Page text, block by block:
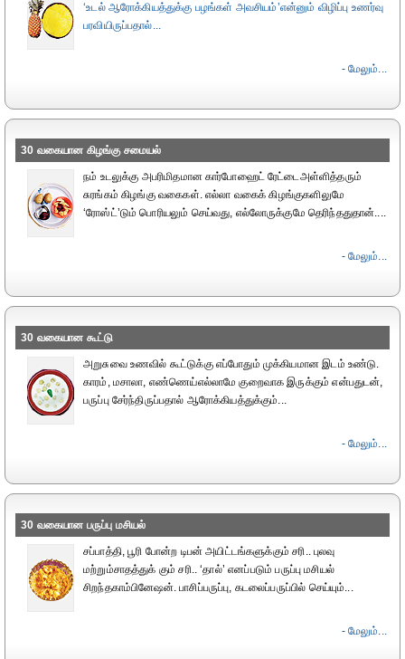
‘உடல் ஆரோக்கியத்துக்கு பழங்கள் அவசியம்’என்னும் விழிப்பு உணர்வு
பரவியிருப்பதால்...
- மேலும்...
30 வகையான கிழங்கு சமையல்
நம் உடலுக்கு அபரிமிதமான கார்போஹைட் ரேட்டைஅள்ளித்தரும்
சுரங்கம் கிழங்கு வகைகள். எல்லா வகைக் கிழங்குகளிலுமே
‘ரோஸ்ட்’டும் பொரியலும் செய்வது, எல்லோருக்குமே தெரிந்ததுதான்....
- மேலும்...
30 வகையான கூட்டு
அறுசுவை உணவில் கூட்டுக்கு எப்போதும் முக்கியமான இடம் உண்டு.
காரம், மசாலா, எண்ணெய்எல்லாமே குறைவாக இருக்கும் என்பதுடன்,
பருப்பு சேர்ந்திருப்பதால் ஆரோக்கியத்துக்கும்...
- மேலும்...
30 வகையான பருப்பு மசியல்
சப்பாத்தி, பூரி போன்ற டிபன் அயிட்டங்களுக்கும் சரி.. புலவு
மற்றும்சாதத்துக் கும் சரி.. ‘தால்’ எனப்படும் பருப்பு மசியல்
சிறந்தகாம்பினேஷன். பாசிப்பருப்பு, கடலைப்பருப்பில் செய்யும்...
- மேலும்...